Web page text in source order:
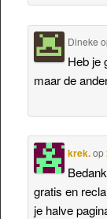
Dineke
Heb je
maar de
krek.op
gratis en
je halve